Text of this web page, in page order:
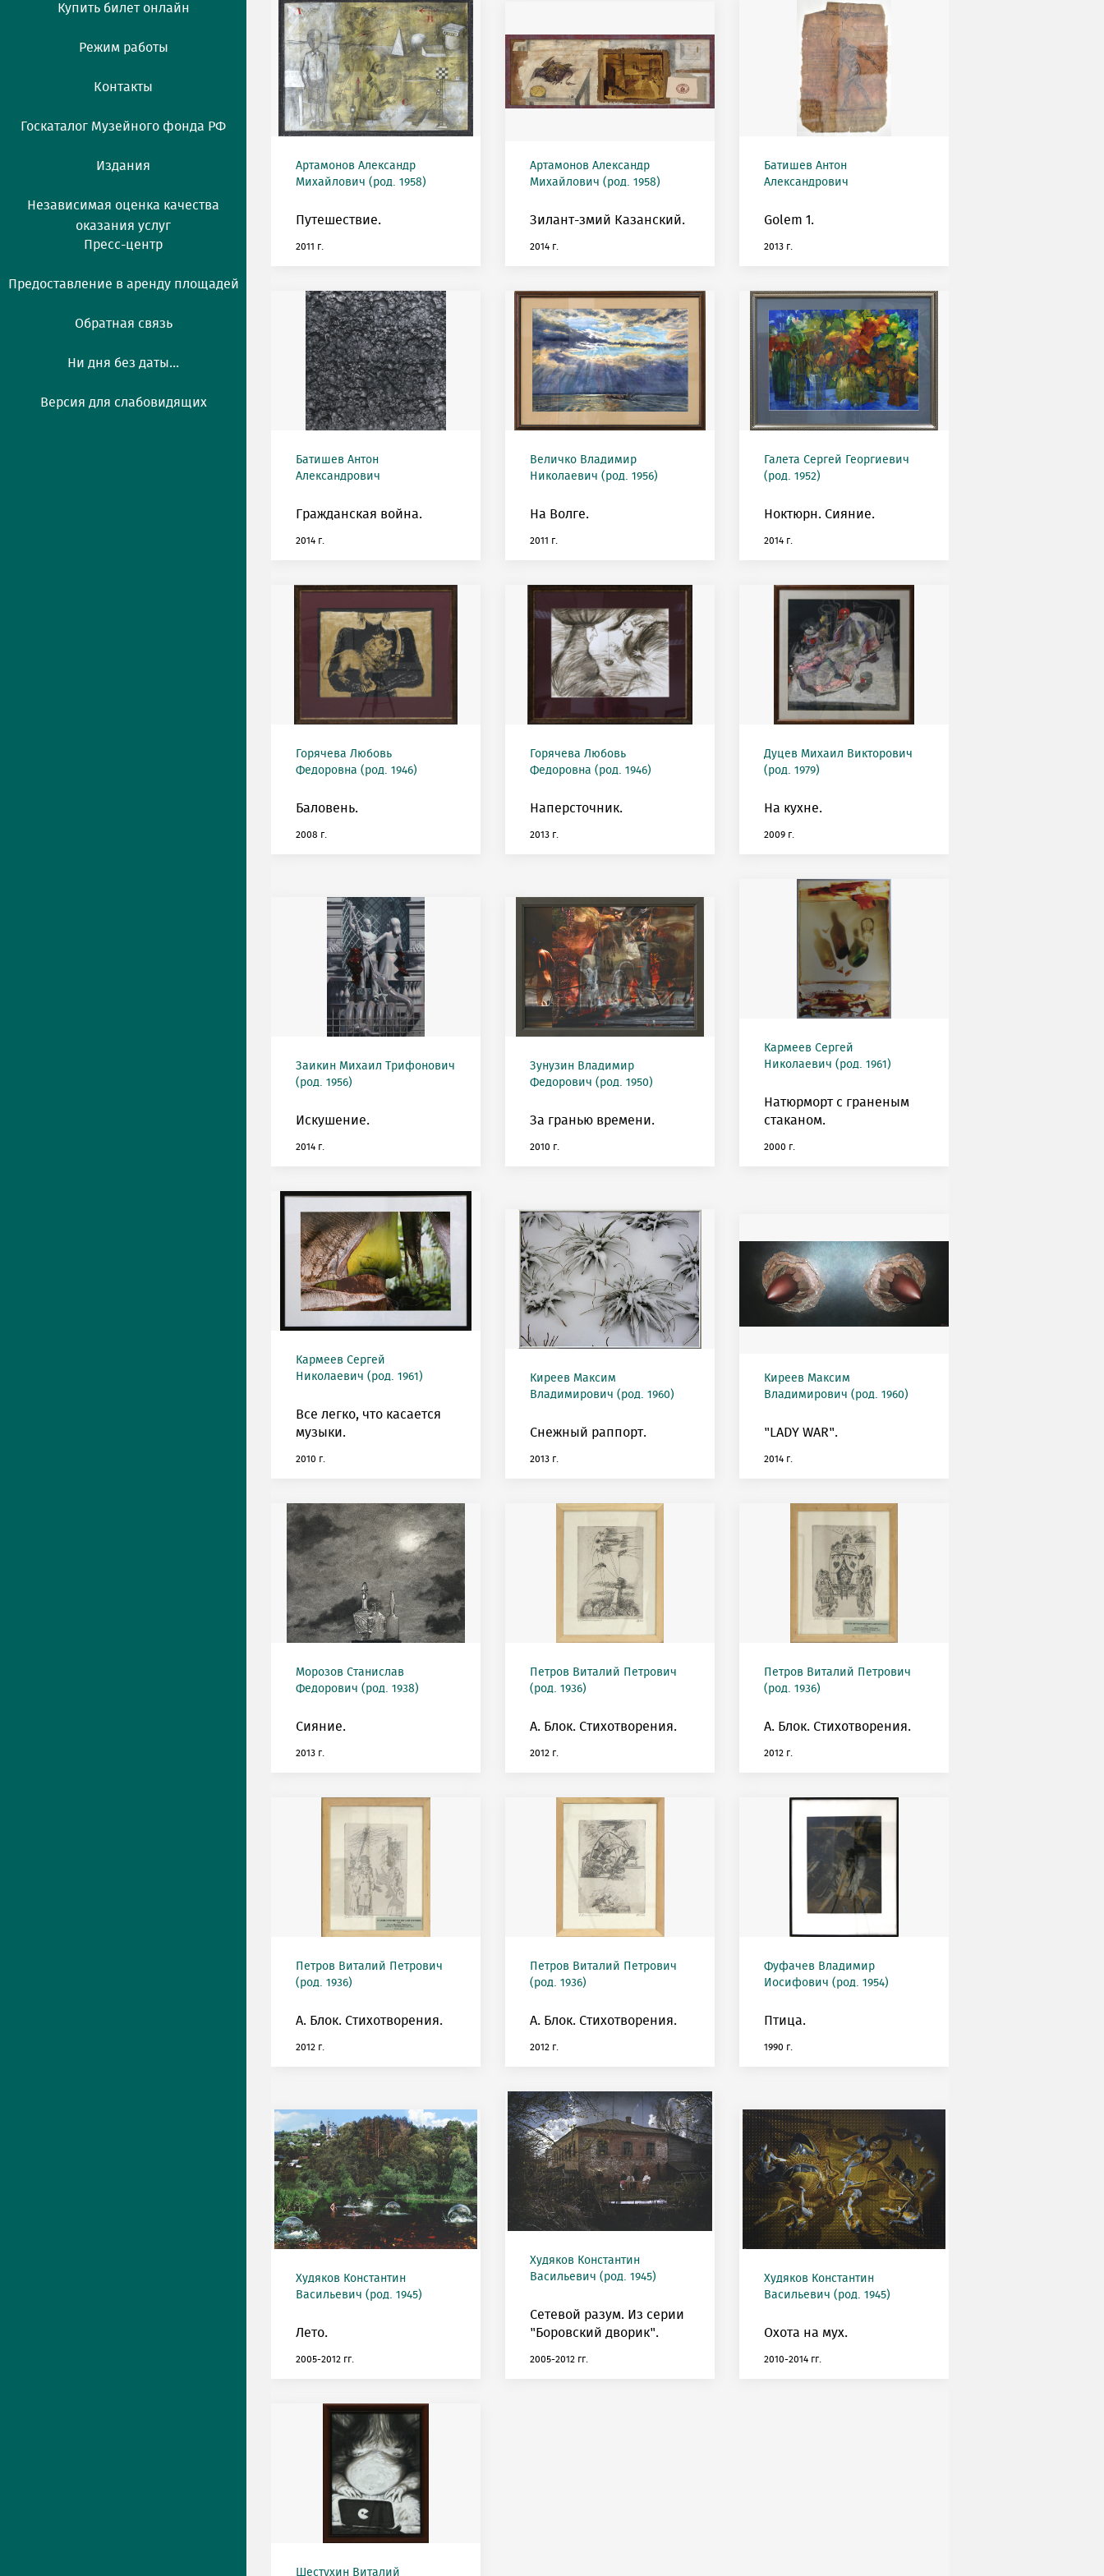
Купить билет онлайн
Режим работы
Контакты
Госкаталог Музейного фонда РФ
Издания
Независимая оценка качества
оказания услуг
Пресс-центр
Предоставление в аренду площадей
Обратная связь
Ни дня без даты...
Версия для слабовидящих
Артамонов Александр
Михайлович (род. 1958)
Путешествие.
2011 г.
Артамонов Александр
Михайлович (род. 1958)
Зилант-змий Казанский.
2014 г.
Батишев Антон
Александрович
Golem 1.
2013 г.
Батишев Антон
Александрович
Гражданская война.
2014 г.
Величко Владимир
Николаевич (род. 1956)
На Волге.
2011 г.
Галета Сергей Георгиевич
(род. 1952)
Ноктюрн. Сияние.
2014 г.
Горячева Любовь
Федоровна (род. 1946)
Баловень.
2008 г.
Горячева Любовь
Федоровна (род. 1946)
Наперсточник.
2013 г.
Дуцев Михаил Викторович
(род. 1979)
На кухне.
2009 г.
Заикин Михаил Трифонович
(род. 1956)
Искушение.
2014 г.
Зунузин Владимир
Федорович (род. 1950)
За гранью времени.
2010 г.
Кармеев Сергей
Николаевич (род. 1961)
Натюрморт с граненым
стаканом.
2000 г.
Кармеев Сергей
Николаевич (род. 1961)
Все легко, что касается
музыки.
2010 г.
Киреев Максим
Владимирович (род. 1960)
Снежный раппорт.
2013 г.
Киреев Максим
Владимирович (род. 1960)
"LADY WAR".
2014 г.
Морозов Станислав
Федорович (род. 1938)
Сияние.
2013 г.
Петров Виталий Петрович
(род. 1936)
А. Блок. Стихотворения.
2012 г.
Петров Виталий Петрович
(род. 1936)
А. Блок. Стихотворения.
2012 г.
Петров Виталий Петрович
(род. 1936)
А. Блок. Стихотворения.
2012 г.
Петров Виталий Петрович
(род. 1936)
А. Блок. Стихотворения.
2012 г.
Фуфачев Владимир
Иосифович (род. 1954)
Птица.
1990 г.
Худяков Константин
Васильевич (род. 1945)
Лето.
2005-2012 гг.
Худяков Константин
Васильевич (род. 1945)
Сетевой разум. Из серии
"Боровский дворик".
2005-2012 гг.
Худяков Константин
Васильевич (род. 1945)
Охота на мух.
2010-2014 гг.
Шестухин Виталий